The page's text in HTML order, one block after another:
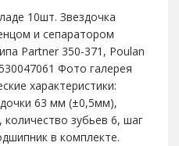
10шт. Звездочка
и сепаратором
Partner 350-371, Poulan
Фото галерея
характеристики:
63 мм (±0,5мм),
зубьев 6, шаг
в комплекте.